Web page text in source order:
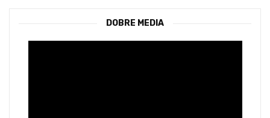
DOBRE MEDIA